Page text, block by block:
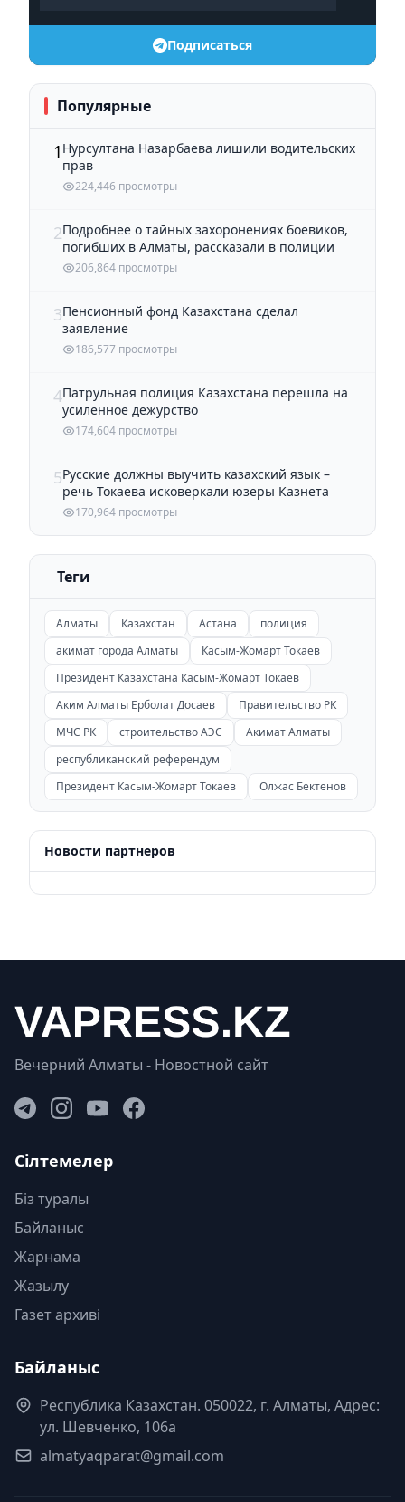
Подписаться
Популярные
1 Нурсултана Назарбаева лишили водительских
прав
224,446 просмотры
2Подробнее о тайных захоронениях боевиков,
погибших в Алматы, рассказали в полиции
206,864 просмотры
3Пенсионный фонд Казахстана сделал
заявление
186,577 просмотры
4Патрульная полиция Казахстана перешла на
усиленное дежурство
174,604 просмотры
5Русские должны выучить казахский язык –
речь Токаева исковеркали юзеры Казнета
170,964 просмотры
Теги
Алматы Казахстан Астана
полиция
акимат города Алматы
Касым-Жомарт Токаев
Президент Казахстана Касым-Жомарт Токаев
Аким Алматы Ерболат Досаев
Правительство РК
МЧС РК
строительство АЭС
Акимат Алматы
республиканский референдум
Президент Касым-Жомарт Токаев
Олжас Бектенов
Новости партнеров
Вечерний Алматы - Новостной сайт
Сілтемелер
Біз туралы
Байланыс
Жарнама
Жазылу
Газет архиві
Байланыс
Республика Казахстан. 050022, г. Алматы, Адрес:
ул. Шевченко, 106а
almatyaqparat@gmail.com